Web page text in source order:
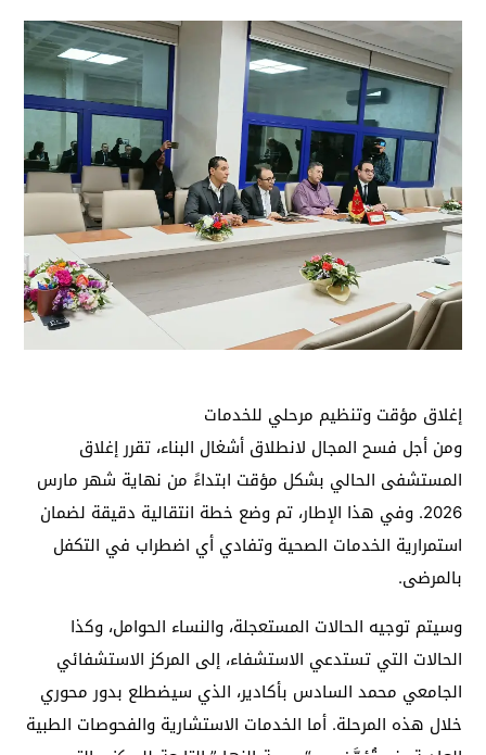
إغلاق مؤقت وتنظيم مرحلي للخدمات
ومن أجل فسح المجال لانطلاق أشغال البناء، تقرر إغلاق
المستشفى الحالي بشكل مؤقت ابتداءً من نهاية شهر مارس
2026. وفي هذا الإطار، تم وضع خطة انتقالية دقيقة لضمان
استمرارية الخدمات الصحية وتفادي أي اضطراب في التكفل
بالمرضى.
وسيتم توجيه الحالات المستعجلة، والنساء الحوامل، وكذا
الحالات التي تستدعي الاستشفاء، إلى المركز الاستشفائي
الجامعي محمد السادس بأكادير، الذي سيضطلع بدور محوري
خلال هذه المرحلة. أما الخدمات الاستشارية والفحوصات الطبية